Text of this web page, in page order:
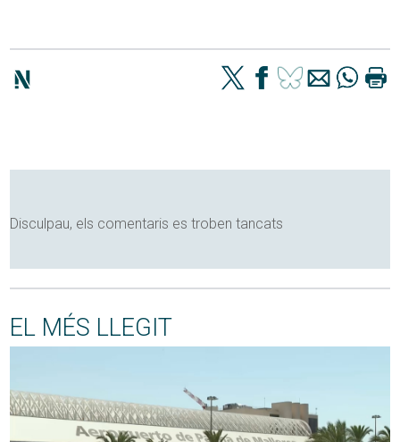
Disculpau, els comentaris es troben tancats
EL MÉS LLEGIT